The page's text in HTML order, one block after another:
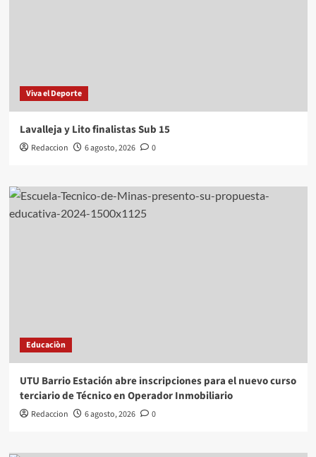
Viva el Deporte
Lavalleja y Lito finalistas Sub 15
Redaccion 6 agosto, 2026 0
Educaciòn
UTU Barrio Estación abre inscripciones para el nuevo curso
terciario de Técnico en Operador Inmobiliario
Redaccion 6 agosto, 2026 0